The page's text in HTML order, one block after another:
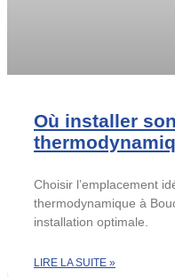
Où installer
Choisir l’emplacement
thermodynamique à
installation optimale.
LIRE LA SUITE »